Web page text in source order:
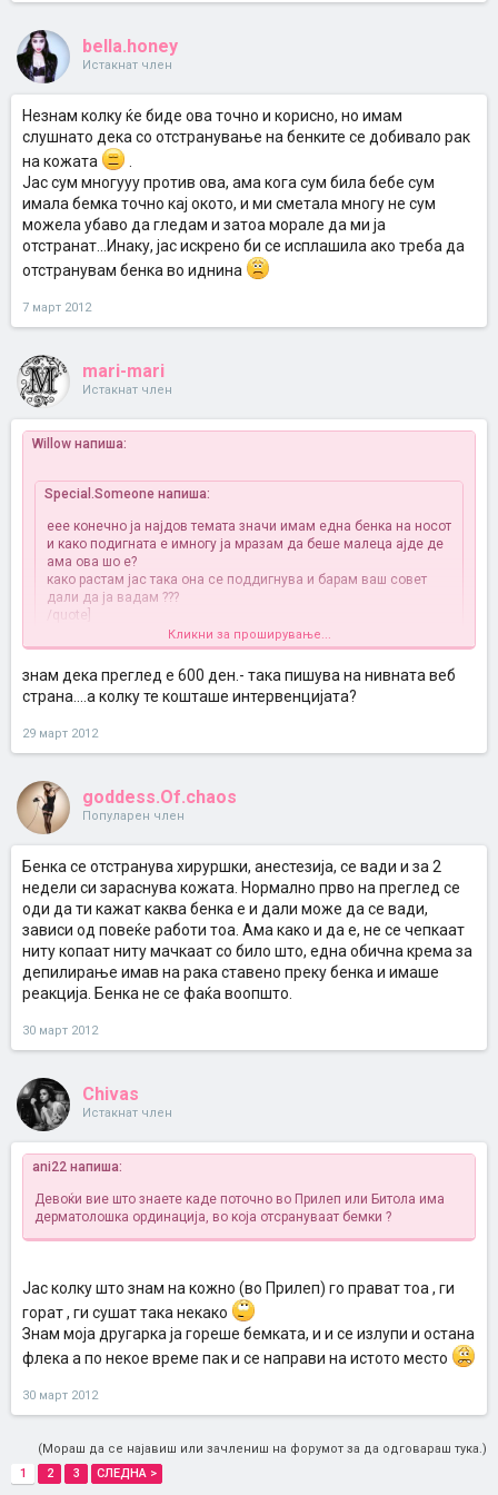
bella.honey
Истакнат член
Незнам колку ќе биде ова точно и корисно, но имам
слушнато дека со отстранување на бенките се добивало рак
на кожата
Јас сум многууу против ова, ама кога сум била бебе сум
имала бемка точно кај окото, и ми сметала многу не сум
можела убаво да гледам и затоа морале да ми ја
отстранат...Инаку, јас искрено би се исплашила ако треба да
отстранувам бенка во иднина
7 март 2012
mari-mari
Истакнат член
Willow напиша:
Special.Someone напиша:
еее конечно ја најдов темата значи имам една бенка на носот
и како подигната е имногу ја мразам да беше малеца ајде де
ама ова шо е?
како растам јас така она се поддигнува и барам ваш совет
дали да ја вадам ???
/quote]
Јас исто како и ти имав бенка на носот која беше подигната -
испакната, по консултација со доктор одлучив да ја отстранам
како резултат на тоа што се наоѓа на најиспакнатото место на
лицето со можноста од штетноста на сонцето со тек на време
бемка станува збор не за обично горење со течен азот туку
веќе е хируршка интервенција бидејки испакнатото е под
ординација Анчевски процедурата траеше 10 мин., ништо не
осетив, бидејки станува збор за мал рез тоа знаци и мала
лузна што ич не е страшно не се ни познава со малку пудра на
себе , лизна за која сепак има решение даваат контратубекс
мегутоа ме посоветуваа да користам крема која е најдобрата
крема за лузни поефикасна од неа нема се вика ДЕРМАТИКС
и во Македонија ја нема у план ми е да си ја порачам од
Белград бидејки имале таму претставништво. Се надевам ти
помогнав поздрав.
Кликни за проширување...
Кликни за проширување...
знам дека преглед е 600 ден.- така пишува на нивната веб
страна....а колку те кошташе интервенцијата?
29 март 2012
goddess.Of.chaos
Популарен член
Бенка се отстранува хируршки, анестезија, се вади и за 2
недели си зараснува кожата. Нормално прво на преглед се
оди да ти кажат каква бенка е и дали може да се вади,
зависи од повеќе работи тоа. Ама како и да е, не се чепкаат
ниту копаат ниту мачкаат со било што, една обична крема за
депилирање имав на рака ставено преку бенка и имаше
реакција. Бенка не се фаќа воопшто.
30 март 2012
Chivas
Истакнат член
ani22 напиша:
Девоќи вие што знаете каде поточно во Прилеп или Битола има
дерматолошка ординација, во која отсрануваат бемки ?
Јас колку што знам на кожно (во Прилеп) го прават тоа , ги
горат , ги сушат така некако
Знам моја другарка ја гореше бемката, и и се излупи и остана
флека а по некое време пак и се направи на истото место
30 март 2012
(Мораш да се најавиш или зачлениш на форумот за да одговараш тука.)
1
2 3 СЛЕДНА >